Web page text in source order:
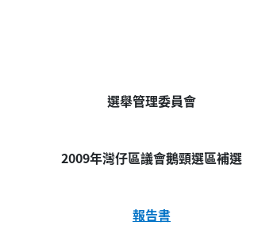
選舉管理委員會
2009年灣仔區議會鵝頸選區補選
報告書